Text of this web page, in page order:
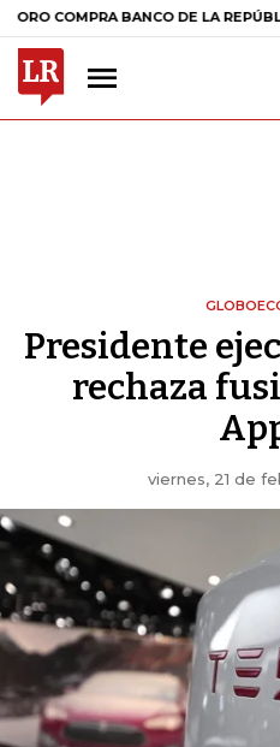
BANCO DE LA REPÚBLICA $
Presidente
rechaza
viernes, 21 de